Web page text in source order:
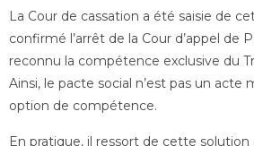
La Cour de cassation a été saisie de
confirmé l’arrêt de la Cour d’appel de
reconnu la compétence exclusive du
Ainsi, le pacte social n’est pas un acte
option de compétence.
En pratique, il ressort de cette